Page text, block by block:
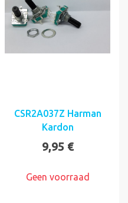
CSR2A037Z Harman
Kardon
9,95 €
Geen voorraad